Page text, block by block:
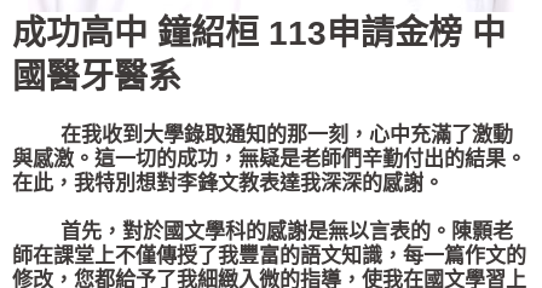
成功高中 鐘紹桓 113申請金榜 中
國醫牙醫系
在我收到大學錄取通知的那一刻，心中充滿了激動
與感激。這一切的成功，無疑是老師們辛勤付出的結果。
在此，我特別想對李鋒文教表達我深深的感謝。
首先，對於國文學科的感謝是無以言表的。陳顥老
師在課堂上不僅傳授了我豐富的語文知識，每一篇作文的
修改，您都給予了我細緻入微的指導，使我在國文學習上